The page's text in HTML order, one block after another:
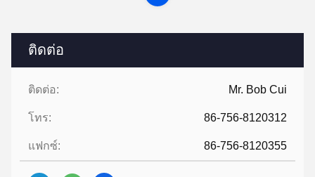
ติดต่อ
ติดต่อ: Mr. Bob Cui
โทร: 86-756-8120312
แฟกซ์: 86-756-8120355